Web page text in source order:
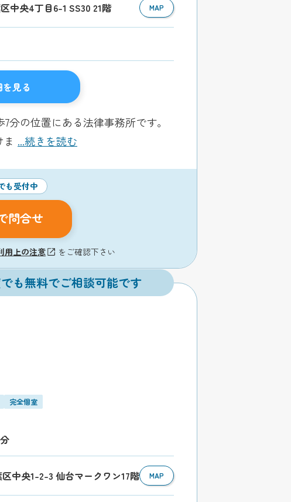
中央4丁目6-1 SS30 21階 MAP
見る
の位置にある法律事務所です。
...続きを読む
も受付中
問合せ
用上の注意 をご確認下さい
も無料でご相談可能です
完全個室
中央1-2-3 仙台マークワン17階 MAP